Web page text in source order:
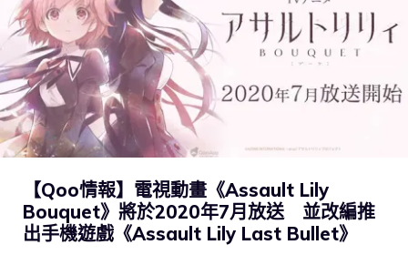
【Qoo情報】電視動畫《Assault Lily
Bouquet》將於2020年7月放送 並改編推
出手機遊戲《Assault Lily Last Bullet》